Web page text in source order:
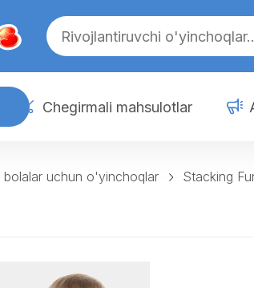
Chegirmali mahsulotlar
uchun o'yinchoqlar Stacking